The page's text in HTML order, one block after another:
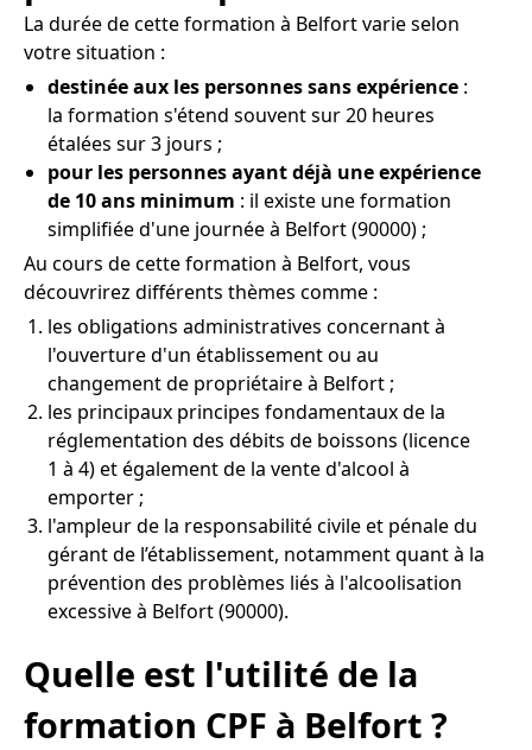
La durée de cette formation à Belfort varie selon
votre situation :
destinée aux les personnes sans expérience :
la formation s'étend souvent sur 20 heures
étalées sur 3 jours ;
pour les personnes ayant déjà une expérience
de 10 ans minimum : il existe une formation
simplifiée d'une journée à Belfort (90000) ;
Au cours de cette formation à Belfort, vous
découvrirez différents thèmes comme :
les obligations administratives concernant à
l'ouverture d'un établissement ou au
changement de propriétaire à Belfort ;
les principaux principes fondamentaux de la
réglementation des débits de boissons (licence
1 à 4) et également de la vente d'alcool à
emporter ;
l'ampleur de la responsabilité civile et pénale du
gérant de l’établissement, notamment quant à la
prévention des problèmes liés à l'alcoolisation
excessive à Belfort (90000).
Quelle est l'utilité de la
formation CPF à Belfort ?